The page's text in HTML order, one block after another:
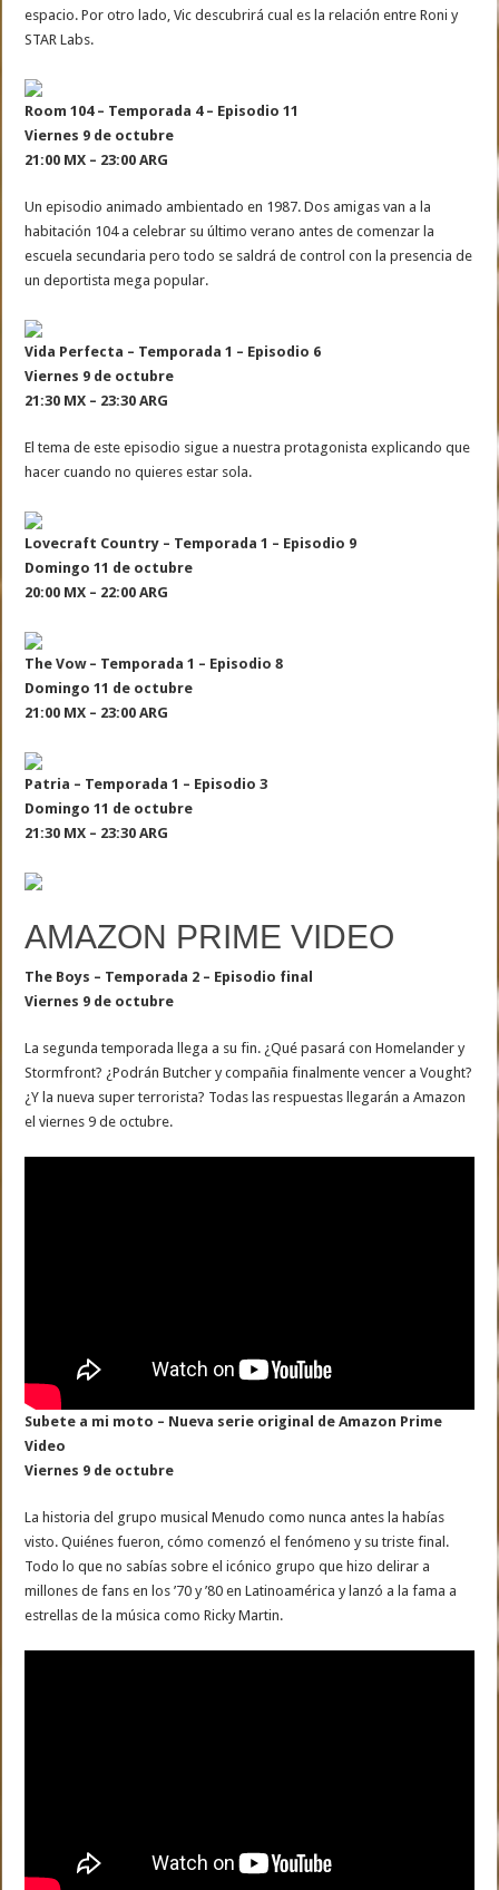
espacio. Por otro lado, Vic descubrirá cual es la relación entre Roni y
STAR Labs.
Room 104 – Temporada 4 – Episodio 11
Viernes 9 de octubre
21:00 MX – 23:00 ARG
Un episodio animado ambientado en 1987. Dos amigas van a la
habitación 104 a celebrar su último verano antes de comenzar la
escuela secundaria pero todo se saldrá de control con la presencia de
un deportista mega popular.
Vida Perfecta – Temporada 1 – Episodio 6
Viernes 9 de octubre
21:30 MX – 23:30 ARG
El tema de este episodio sigue a nuestra protagonista explicando que
hacer cuando no quieres estar sola.
Lovecraft Country – Temporada 1 – Episodio 9
Domingo 11 de octubre
20:00 MX – 22:00 ARG
The Vow – Temporada 1 – Episodio 8
Domingo 11 de octubre
21:00 MX – 23:00 ARG
Patria – Temporada 1 – Episodio 3
Domingo 11 de octubre
21:30 MX – 23:30 ARG
AMAZON PRIME VIDEO
The Boys – Temporada 2 – Episodio final
Viernes 9 de octubre
La segunda temporada llega a su fin. ¿Qué pasará con Homelander y
Stormfront? ¿Podrán Butcher y compañia finalmente vencer a Vought?
¿Y la nueva super terrorista? Todas las respuestas llegarán a Amazon
el viernes 9 de octubre.
Subete a mi moto – Nueva serie original de Amazon Prime
Video
Viernes 9 de octubre
La historia del grupo musical Menudo como nunca antes la habías
visto. Quiénes fueron, cómo comenzó el fenómeno y su triste final.
Todo lo que no sabías sobre el icónico grupo que hizo delirar a
millones de fans en los ’70 y ’80 en Latinoamérica y lanzó a la fama a
estrellas de la música como Ricky Martin.